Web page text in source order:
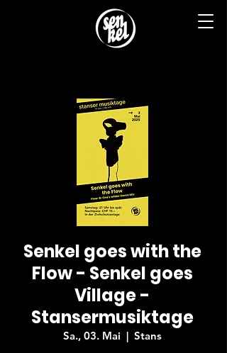
Senkel goes with the
Flow - Senkel goes
Village -
Stansermusiktage
Sa., 03. Mai
  |
Stans